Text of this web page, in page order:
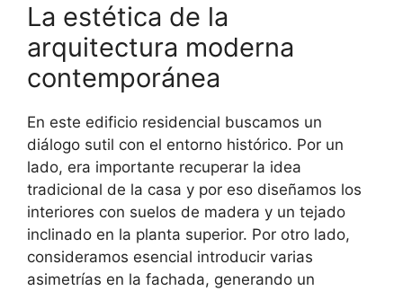
La estética de la
arquitectura moderna
contemporánea
En este edificio residencial buscamos un
diálogo sutil con el entorno histórico. Por un
lado, era importante recuperar la idea
tradicional de la casa y por eso diseñamos los
interiores con suelos de madera y un tejado
inclinado en la planta superior. Por otro lado,
consideramos esencial introducir varias
asimetrías en la fachada, generando un